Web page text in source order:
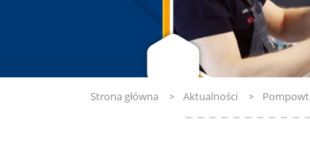
Strona główna Aktualności